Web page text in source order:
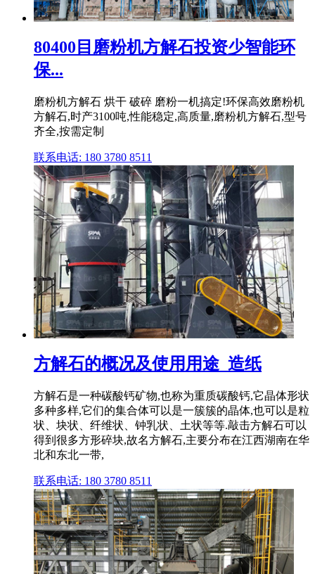
80400目磨粉机方解石投资少智能环
保...
磨粉机方解石 烘干 破碎 磨粉一机搞定!环保高效磨粉机
方解石,时产3100吨,性能稳定,高质量,磨粉机方解石,型号
齐全,按需定制
联系电话: 180 3780 8511
方解石的概况及使用用途_造纸
方解石是一种碳酸钙矿物,也称为重质碳酸钙,它晶体形状
多种多样,它们的集合体可以是一簇簇的晶体,也可以是粒
状、块状、纤维状、钟乳状、土状等等.敲击方解石可以
得到很多方形碎块,故名方解石,主要分布在江西湖南在华
北和东北一带,
联系电话: 180 3780 8511